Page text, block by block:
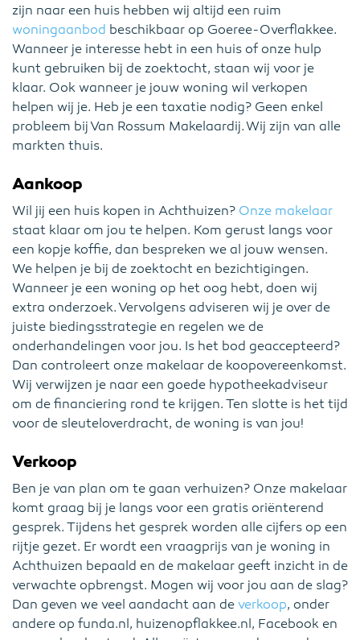
zijn naar een huis hebben wij altijd een ruim
woningaanbod beschikbaar op Goeree-Overflakkee.
Wanneer je interesse hebt in een huis of onze hulp
kunt gebruiken bij de zoektocht, staan wij voor je
klaar. Ook wanneer je jouw woning wil verkopen
helpen wij je. Heb je een taxatie nodig? Geen enkel
probleem bij Van Rossum Makelaardij. Wij zijn van alle
markten thuis.
Aankoop
Wil jij een huis kopen in Achthuizen? Onze makelaar
staat klaar om jou te helpen. Kom gerust langs voor
een kopje koffie, dan bespreken we al jouw wensen.
We helpen je bij de zoektocht en bezichtigingen.
Wanneer je een woning op het oog hebt, doen wij
extra onderzoek. Vervolgens adviseren wij je over de
juiste biedingsstrategie en regelen we de
onderhandelingen voor jou. Is het bod geaccepteerd?
Dan controleert onze makelaar de koopovereenkomst.
Wij verwijzen je naar een goede hypotheekadviseur
om de financiering rond te krijgen. Ten slotte is het tijd
voor de sleuteloverdracht, de woning is van jou!
Verkoop
Ben je van plan om te gaan verhuizen? Onze makelaar
komt graag bij je langs voor een gratis oriënterend
gesprek. Tijdens het gesprek worden alle cijfers op een
rijtje gezet. Er wordt een vraagprijs van je woning in
Achthuizen bepaald en de makelaar geeft inzicht in de
verwachte opbrengst. Mogen wij voor jou aan de slag?
Dan geven we veel aandacht aan de verkoop, onder
andere op funda.nl, huizenopflakkee.nl, Facebook en